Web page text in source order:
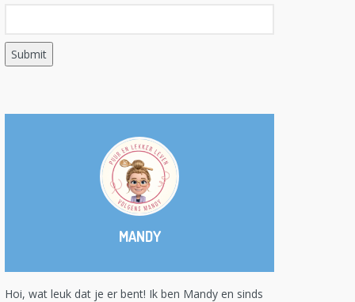
MANDY
Hoi, wat leuk dat je er bent! Ik ben Mandy en sinds